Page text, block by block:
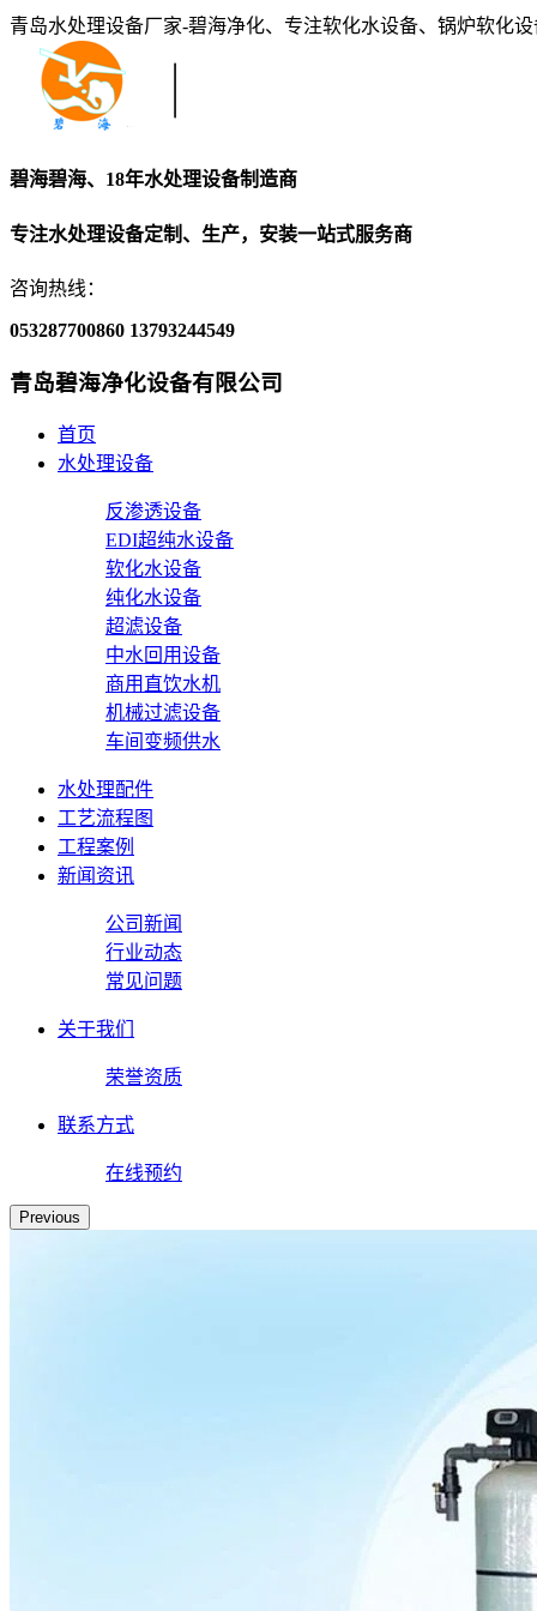
青岛水处理设备厂家-碧海净化、专注软化水设备、锅炉软化
碧海碧海、18年水处理设备制造商
专注水处理设备定制、生产，安装一站式服务商
咨询热线：
053287700860 13793244549
青岛碧海净化设备有限公司
首页
水处理设备
反渗透设备
EDI超纯水设备
软化水设备
纯化水设备
超滤设备
中水回用设备
商用直饮水机
机械过滤设备
车间变频供水
水处理配件
工艺流程图
工程案例
新闻资讯
公司新闻
行业动态
常见问题
关于我们
荣誉资质
联系方式
在线预约
Previous